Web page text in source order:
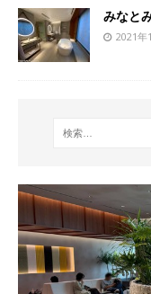
みなと
2021年